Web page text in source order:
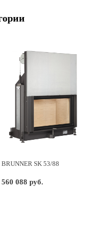
BRUNNER SK 53/88
560 088 руб.